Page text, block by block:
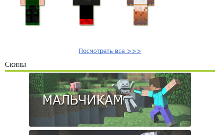
Посмотреть все >>>
Скины
МАЛЬЧИКАМ